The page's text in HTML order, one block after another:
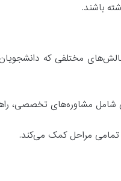
باشند.
مختلفی که دانشجویان
شامل مشاوره‌های تخصصی،
تمامی مراحل کمک می‌کند.